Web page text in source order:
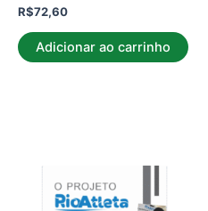
R$72,60
Adicionar ao carrinho